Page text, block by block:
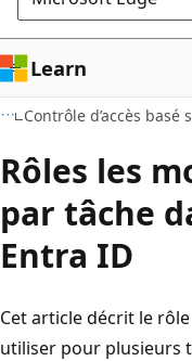
Learn
Contrôle d’accès basé
Rôles les
par tâche
Entra ID
Cet article décrit le
utiliser pour plusieurs